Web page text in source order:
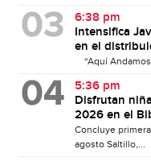
6:38 pm
Intensifica
en el
“Aquí
5:36 pm
Disfrutan
2026 en el
Concluye
agosto Saltillo,...